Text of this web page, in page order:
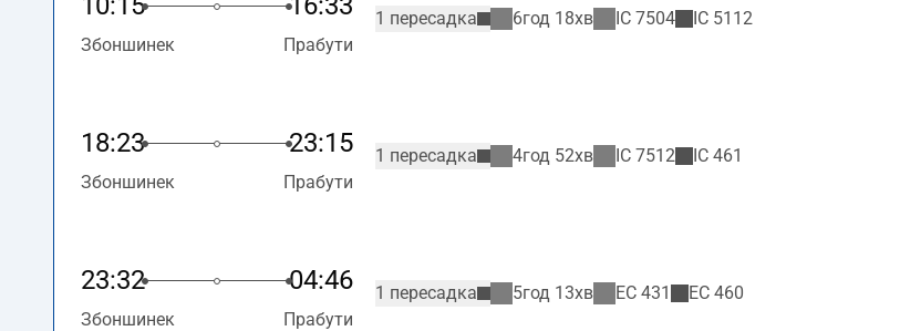
Збоншинек Прабути
1 пересадка 6год 18хв IC 7504 IC 5112
18:23 23:15
Збоншинек Прабути
1 пересадка 4год 52хв IC 7512 IC 461
23:32 04:46
Збоншинек Прабути
1 пересадка 5год 13хв EC 431 EC 460